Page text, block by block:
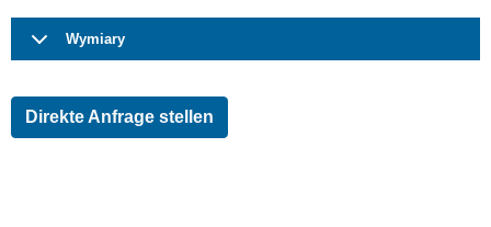
Wymiary
Direkte Anfrage stellen